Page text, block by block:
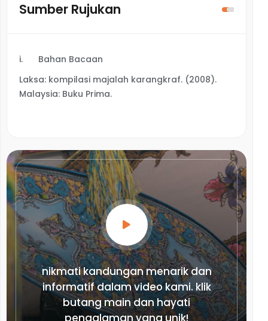
Sumber Rujukan
i.
Bahan Bacaan
Laksa: kompilasi majalah karangkraf. (2008).
Malaysia: Buku Prima.
nikmati kandungan menarik dan
informatif dalam video kami. klik
butang main dan hayati
pengalaman yang unik!